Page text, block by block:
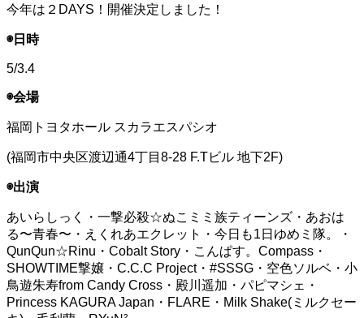
今年は２DAYS！開催決定しました！
◉日時
5/3.4
◉会場
福岡トヨタホール スカラエスパシオ
(福岡市中央区渡辺通4丁目8-28 F.Tビル 地下2F)
◉出演
あいらしっく・一撃必殺☆ぬこミミ族ティーンズ・あおは
る〜青春〜・えくれあエクレット・今日も1日ゆめミ隊。・
QunQun☆Rinu・Cobalt Story・こんぱす。Compass・
SHOWTIME撃嬢・C.C.C Project・#SSSG・空色ソルベ・小
鳥遊朱寿from Candy Cross・殿川遥加・パピマシェ・
Princess KAGURA Japan・FLARE・Milk Shake(ミルクセー